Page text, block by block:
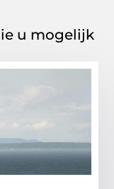
u mogelijk